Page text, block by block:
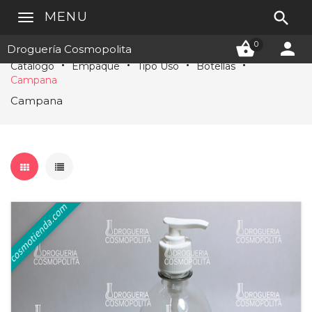
Droguería Cosmopolita 0 
MENU 
Catálogo Empaque Tipo Uso
Botellas
Campana
Campana